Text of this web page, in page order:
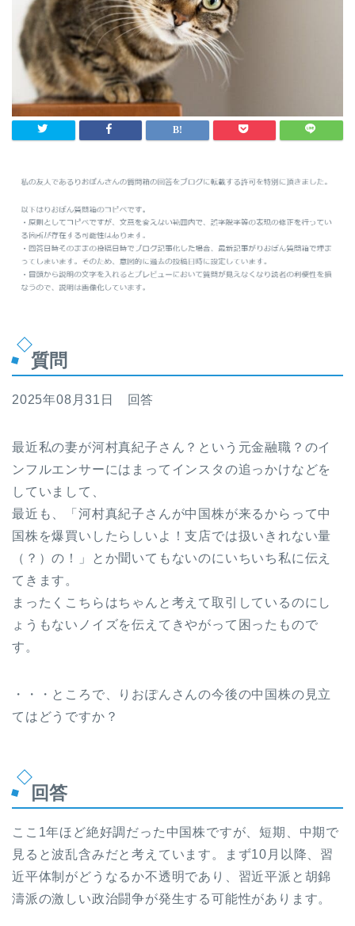
質問
2025年08月31日 回答
最近私の妻が河村真紀子さん？という元金融職？のイ
ンフルエンサーにはまってインスタの追っかけなどを
していまして、
最近も、「河村真紀子さんが中国株が来るからって中
国株を爆買いしたらしいよ！支店では扱いきれない量
（？）の！」とか聞いてもないのにいちいち私に伝え
てきます。
まったくこちらはちゃんと考えて取引しているのにし
ょうもないノイズを伝えてきやがって困ったもので
す。
・・・ところで、りおぽんさんの今後の中国株の見立
てはどうですか？
回答
ここ1年ほど絶好調だった中国株ですが、短期、中期で
見ると波乱含みだと考えています。まず10月以降、習
近平体制がどうなるか不透明であり、習近平派と胡錦
濤派の激しい政治闘争が発生する可能性があります。